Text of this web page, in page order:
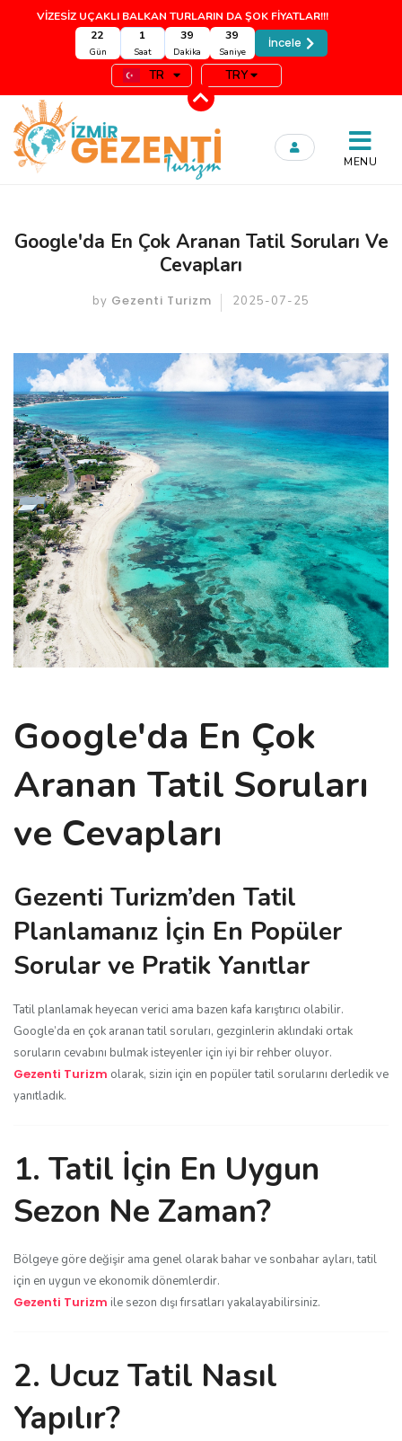
VİZESİZ UÇAKLI BALKAN TURLARIN DA ŞOK FİYATLAR!!!
22
Gün
1
Saat
39
Dakika
38
Saniye
İncele
TR TRY
MENU
Google'da En Çok Aranan Tatil Soruları Ve
Cevapları
by Gezenti Turizm 2025-07-25
Google'da En Çok
Aranan Tatil Soruları
ve Cevapları
Gezenti Turizm’den Tatil
Planlamanız İçin En Popüler
Sorular ve Pratik Yanıtlar
Tatil planlamak heyecan verici ama bazen kafa karıştırıcı olabilir.
Google’da en çok aranan tatil soruları, gezginlerin aklındaki ortak
soruların cevabını bulmak isteyenler için iyi bir rehber oluyor.
Gezenti Turizm olarak, sizin için en popüler tatil sorularını derledik ve
yanıtladık.
1. Tatil İçin En Uygun
Sezon Ne Zaman?
Bölgeye göre değişir ama genel olarak bahar ve sonbahar ayları, tatil
için en uygun ve ekonomik dönemlerdir.
Gezenti Turizm ile sezon dışı fırsatları yakalayabilirsiniz.
2. Ucuz Tatil Nasıl
Yapılır?